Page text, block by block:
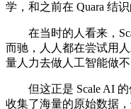
学，和之前在 Quara 结
在当时的人看来，
而驰，人人都在尝试用
量人力去做人工智能做不
但这正是 Scale AI 的
收集了海量的原始数据